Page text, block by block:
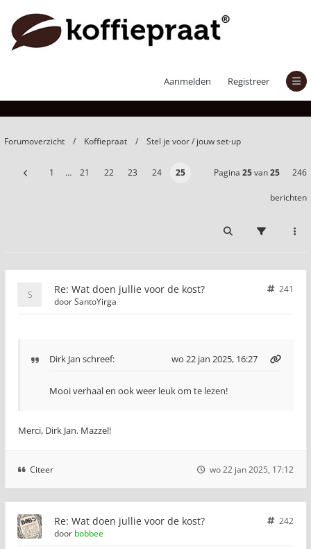
Aanmelden Registreer
Wat doen jullie voor de kost?
Forumoverzicht Koffiepraat Stel je voor / jouw set-up
1 … 21 22 23 24 25 Pagina 25van25 246
berichten
Re: Wat doen jullie voor de kost?
241
doorSantoYirga
Dirk Jan schreef: wo 22 jan 2025, 16:27
Mooi verhaal en ook weer leuk om te lezen!
Merci, Dirk Jan. Mazzel!
Citeer wo 22 jan 2025, 17:12
Re: Wat doen jullie voor de kost?
242
door bobbee